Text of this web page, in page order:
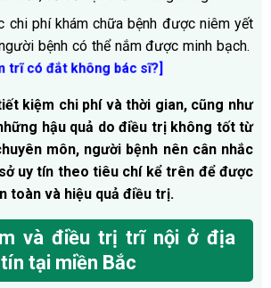
chi phí khám chữa bệnh được niêm yết
bệnh có thể nắm được minh bạch.
trĩ có đắt không bác sĩ?]
kiệm chi phí và thời gian, cũng như
hậu quả do điều trị không tốt từ
môn, người bệnh nên cân nhắc
uy tín theo tiêu chí kể trên để được
toàn và hiệu quả điều trị.
và điều trị trĩ nội ở địa
tại miền Bắc